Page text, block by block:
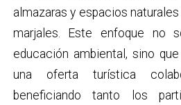
almazaras y espacios
marjales. Este enfoque no
educación ambiental, sino
una oferta turística
beneficiando tanto los